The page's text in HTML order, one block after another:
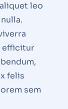
leo
efficitur
felis
sem